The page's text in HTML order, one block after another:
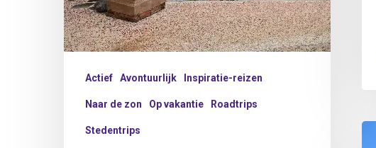
Actief Avontuurlijk Inspiratie-reizen
Naar de zon Op vakantie Roadtrips
Stedentrips